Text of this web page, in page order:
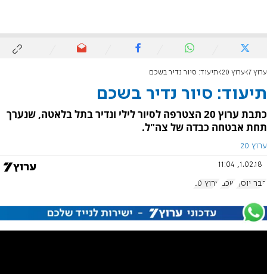
ערוץ 7 ערוץ 20 תיעוד: סיור נדיר בשכם
תיעוד: סיור נדיר בשכם
כתבת ערוץ 20 הצטרפה לסיור לילי ונדיר בתל בלאטה, שנערך
תחת אבטחה כבדה של צה"ל.
ערוץ 20
1.02.18, 11:04
קבר יוסף שכם ערוץ 20